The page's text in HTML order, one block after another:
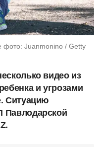
фото: Juanmonino / Getty
видео из
и угрозами
Ситуацию
Павлодарской